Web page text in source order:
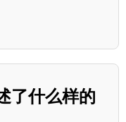
了什么样的